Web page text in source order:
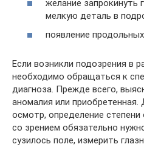
желание запрокинуть
мелкую деталь в
появление
Если возникли подозрения в
необходимо обращаться к
диагноза. Прежде всего,
аномалия или
осмотр, определение
со зрением обязательно
сузилось поле, измерить